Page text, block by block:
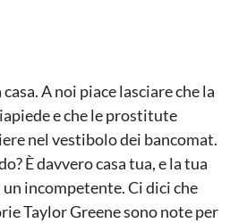
A noi piace lasciare che la
e che le prostitute
nel vestibolo dei bancomat.
È davvero casa tua, e la tua
un incompetente. Ci dici che
Taylor Greene sono note per